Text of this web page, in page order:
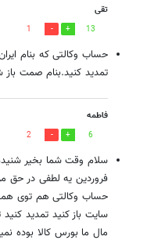
تقی
13
1
حساب وکالتی که بنام
تمدید کنید.بنام صمت باز
فاطمه
6
2
فروردین یه لطفی در حق
حساب وکالتی هم توی
سایت باز کنید تمدید
مال ما بورس کالا بوده